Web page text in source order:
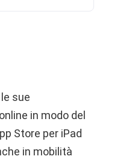
sue
in modo del
Store per iPad
in mobilità